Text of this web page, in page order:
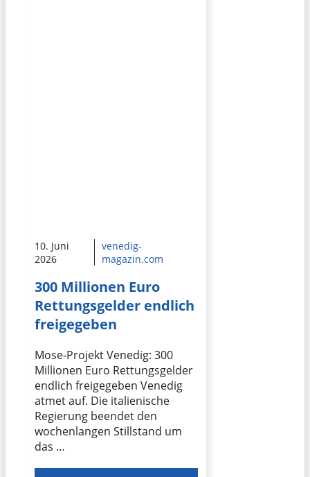
10. Juni
2026
venedig-
magazin.com
300 Millionen Euro
Rettungsgelder endlich
freigegeben
Mose-Projekt Venedig: 300
Millionen Euro Rettungsgelder
endlich freigegeben Venedig
atmet auf. Die italienische
Regierung beendet den
wochenlangen Stillstand um
das …